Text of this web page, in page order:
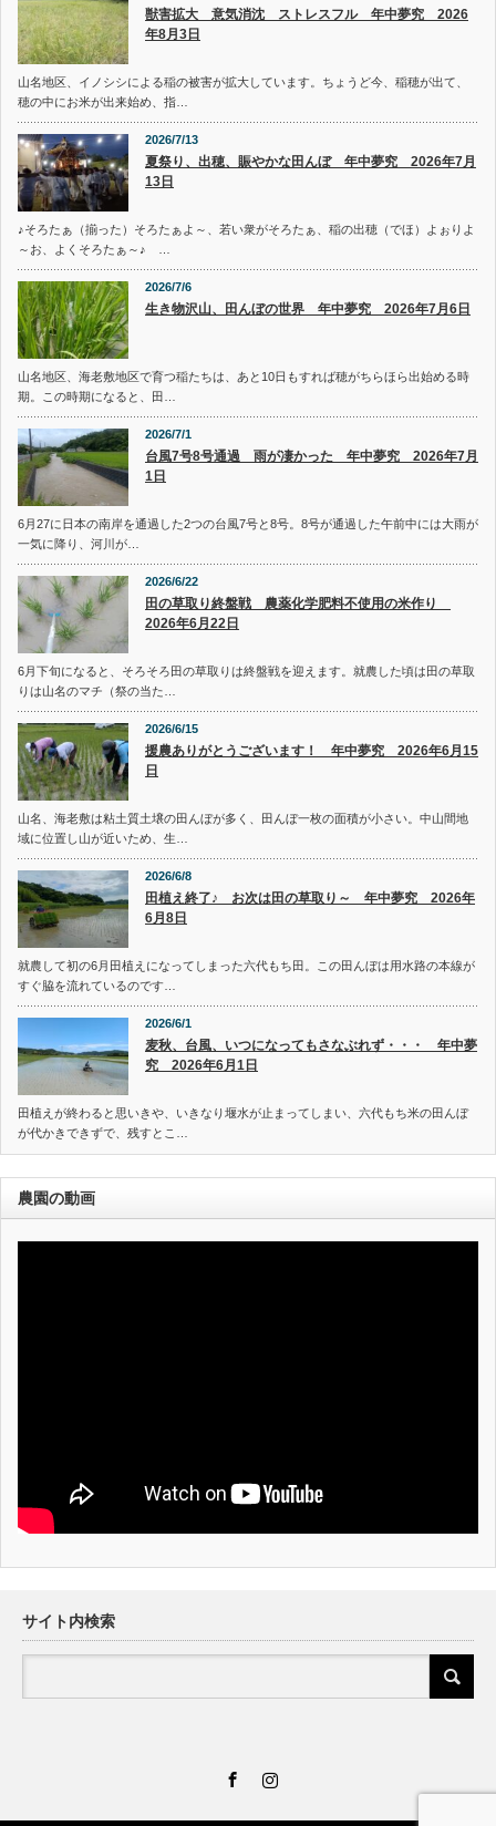
獣害拡大 意気消沈 ストレスフル 年中夢究 2026
年8月3日
山名地区、イノシシによる稲の被害が拡大しています。ちょうど今、稲穂が出て、
穂の中にお米が出来始め、指…
2026/7/13
夏祭り、出穂、賑やかな田んぼ 年中夢究 2026年7月
13日
♪そろたぁ（揃った）そろたぁよ～、若い衆がそろたぁ、稲の出穂（でほ）よぉりよ
～お、よくそろたぁ～♪ …
2026/7/6
生き物沢山、田んぼの世界 年中夢究 2026年7月6日
山名地区、海老敷地区で育つ稲たちは、あと10日もすれば穂がちらほら出始める時
期。この時期になると、田…
2026/7/1
台風7号8号通過 雨が凄かった 年中夢究 2026年7月
1日
6月27に日本の南岸を通過した2つの台風7号と8号。8号が通過した午前中には大雨が
一気に降り、河川が…
2026/6/22
田の草取り終盤戦 農薬化学肥料不使用の米作り
2026年6月22日
6月下旬になると、そろそろ田の草取りは終盤戦を迎えます。就農した頃は田の草取
りは山名のマチ（祭の当た…
2026/6/15
援農ありがとうございます！ 年中夢究 2026年6月15
日
山名、海老敷は粘土質土壌の田んぼが多く、田んぼ一枚の面積が小さい。中山間地
域に位置し山が近いため、生…
2026/6/8
田植え終了♪ お次は田の草取り～ 年中夢究 2026年
6月8日
就農して初の6月田植えになってしまった六代もち田。この田んぼは用水路の本線が
すぐ脇を流れているのです…
2026/6/1
麦秋、台風、いつになってもさなぶれず・・・ 年中夢
究 2026年6月1日
田植えが終わると思いきや、いきなり堰水が止まってしまい、六代もち米の田んぼ
が代かきできずで、残すとこ…
農園の動画
サイト内検索